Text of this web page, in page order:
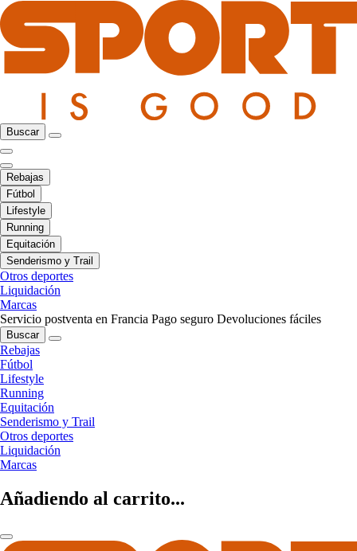
Buscar
Rebajas
Fútbol
Lifestyle
Running
Equitación
Senderismo y Trail
Otros deportes
Liquidación
Marcas
Servicio postventa en Francia Pago seguro Devoluciones fáciles
Buscar
Rebajas
Fútbol
Lifestyle
Running
Equitación
Senderismo y Trail
Otros deportes
Liquidación
Marcas
Añadiendo al carrito...